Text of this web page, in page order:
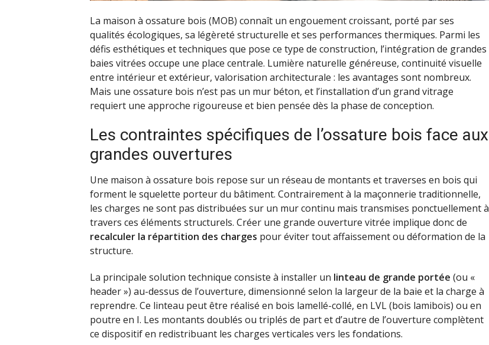
La maison à ossature bois (MOB) connaît un engouement croissant, porté par ses
qualités écologiques, sa légèreté structurelle et ses performances thermiques. Parmi les
défis esthétiques et techniques que pose ce type de construction, l’intégration de grandes
baies vitrées occupe une place centrale. Lumière naturelle généreuse, continuité visuelle
entre intérieur et extérieur, valorisation architecturale : les avantages sont nombreux.
Mais une ossature bois n’est pas un mur béton, et l’installation d’un grand vitrage
requiert une approche rigoureuse et bien pensée dès la phase de conception.
Les contraintes spécifiques de l’ossature bois face aux
grandes ouvertures
Une maison à ossature bois repose sur un réseau de montants et traverses en bois qui
forment le squelette porteur du bâtiment. Contrairement à la maçonnerie traditionnelle,
les charges ne sont pas distribuées sur un mur continu mais transmises ponctuellement à
travers ces éléments structurels. Créer une grande ouverture vitrée implique donc de
recalculer la répartition des charges pour éviter tout affaissement ou déformation de la
structure.
La principale solution technique consiste à installer un linteau de grande portée (ou «
header ») au-dessus de l’ouverture, dimensionné selon la largeur de la baie et la charge à
reprendre. Ce linteau peut être réalisé en bois lamellé-collé, en LVL (bois lamibois) ou en
poutre en I. Les montants doublés ou triplés de part et d’autre de l’ouverture complètent
ce dispositif en redistribuant les charges verticales vers les fondations.